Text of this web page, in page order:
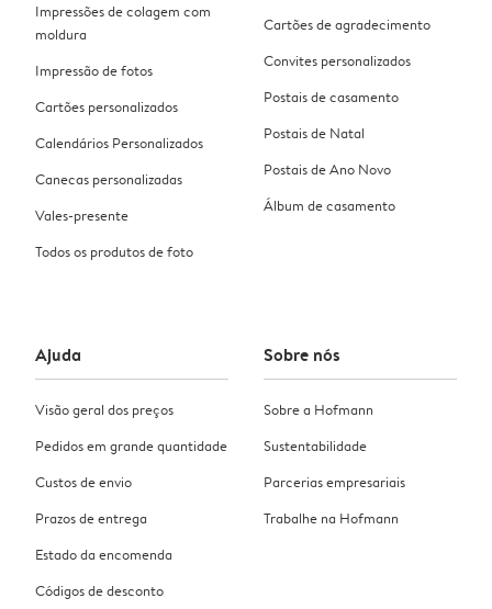
Impressões de colagem com
moldura
Impressão de fotos
Cartões personalizados
Calendários Personalizados
Canecas personalizadas
Vales-presente
Todos os produtos de foto
Cartões de agradecimento
Convites personalizados
Postais de casamento
Postais de Natal
Postais de Ano Novo
Álbum de casamento
Ajuda
Visão geral dos preços
Pedidos em grande quantidade
Custos de envio
Prazos de entrega
Estado da encomenda
Códigos de desconto
Sobre nós
Sobre a Hofmann
Sustentabilidade
Parcerias empresariais
Trabalhe na Hofmann